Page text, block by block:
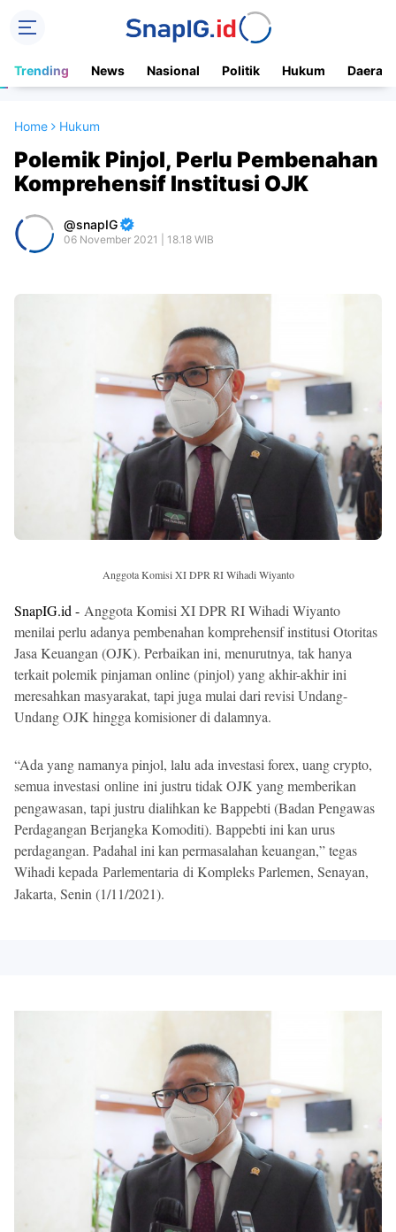
Trending News Nasional Politik Hukum Daerah
Home Hukum
Polemik Pinjol, Perlu Pembenahan
Komprehensif Institusi OJK
snapIG
06 November 2021 | 18.18 WIB
Anggota Komisi XI DPR RI Wihadi Wiyanto
SnapIG.id - Anggota Komisi XI DPR RI Wihadi Wiyanto
menilai perlu adanya pembenahan komprehensif institusi Otoritas
Jasa Keuangan (OJK). Perbaikan ini, menurutnya, tak hanya
terkait polemik pinjaman online (pinjol) yang akhir-akhir ini
meresahkan masyarakat, tapi juga mulai dari revisi Undang-
Undang OJK hingga komisioner di dalamnya.
“Ada yang namanya pinjol, lalu ada investasi forex, uang crypto,
semua investasi online ini justru tidak OJK yang memberikan
pengawasan, tapi justru dialihkan ke Bappebti (Badan Pengawas
Perdagangan Berjangka Komoditi). Bappebti ini kan urus
perdagangan. Padahal ini kan permasalahan keuangan,” tegas
Wihadi kepada Parlementaria di Kompleks Parlemen, Senayan,
Jakarta, Senin (1/11/2021).